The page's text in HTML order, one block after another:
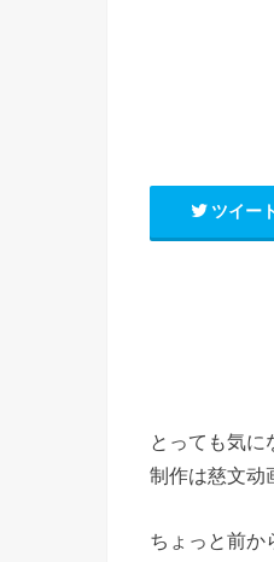
ツイー
とっても気に
制作は慈文动
ちょっと前か